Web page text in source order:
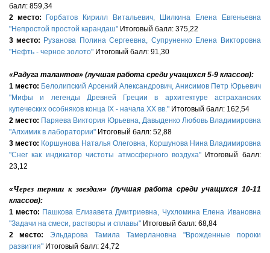
балл: 859,34
2 место:
Горбатов Кирилл Витальевич, Шилкина Елена Евгеньевна
"Непростой простой карандаш" Итоговый балл: 375,22
3 место: Рузанова Полина Сергеевна, Супруненко Елена Викторовна
"Нефть - черное золото" Итоговый балл: 91,30
«Радуга талантов» (лучшая работа среди учащихся 5-9 классов):
1 место: Белолипский Арсений Александрович, Анисимов Петр Юрьевич
"Мифы и легенды Древней Греции в архитектуре астраханских
купеческих особняков конца IX - начала XX вв." Итоговый балл: 162,54
2 место: Паряева Виктория Юрьевна, Давыденко Любовь Владимировна
"Алхимик в лаборатории" Итоговый балл: 52,88
3 место: Коршунова Наталья Олеговна, Коршунова Нина Владимировна
"Снег как индикатор чистоты атмосферного воздуха" Итоговый балл:
23,12
«Через тернии к звездам» (лучшая работа среди учащихся 10-11
классов):
1 место: Пашкова Елизавета Дмитриевна, Чухломина Елена Ивановна
"Задачи на смеси, растворы и сплавы" Итоговый балл: 68,84
2 место:
Эльдарова Тамила Тамерлановна "Врожденные пороки
развития" Итоговый балл: 24,72